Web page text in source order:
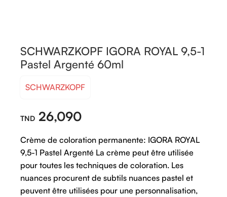
SCHWARZKOPF IGORA ROYAL 9,5-1
Pastel Argenté 60ml
SCHWARZKOPF
26,090
Crème de coloration permanente: IGORA ROYAL
9,5-1 Pastel Argenté La crème peut être utilisée
pour toutes les techniques de coloration. Les
nuances procurent de subtils nuances pastel et
peuvent être utilisées pour une personnalisation,